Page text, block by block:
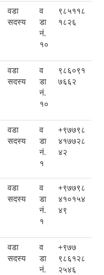
वडा
सदस्य
व
डा
नं.
१०
९८५११८
१८२६
वडा
सदस्य
व
डा
नं.
१०
९८६०९१
७६६२
वडा
सदस्य
व
डा
नं.
१
+९७७९८
४१७७२८
४२
वडा
सदस्य
व
डा
नं.
१
+९७७९८
४१०१५४
४९
वडा
सदस्य
व
डा
नं.
+९७७
९८६१२८
२५४६